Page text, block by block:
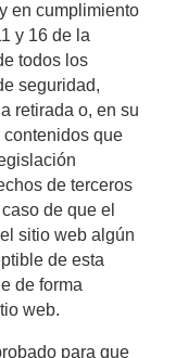
en cumplimiento
y 16 de la
todos los
seguridad,
retirada o, en su
que
de terceros
de que el
sitio web algún
de esta
de forma
web.
para que